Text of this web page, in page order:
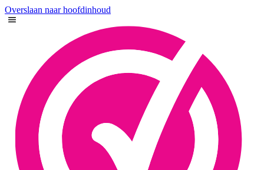
Overslaan naar hoofdinhoud